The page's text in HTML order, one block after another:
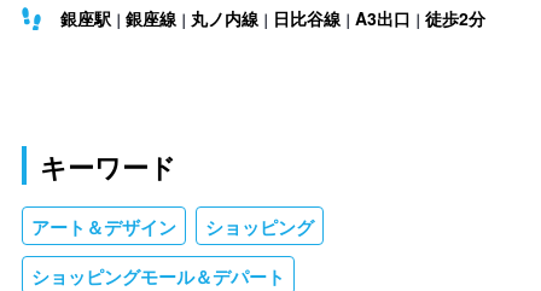
銀座駅 銀座線 丸ノ内線 日比谷線 A3出口 徒歩2分
キーワード
アート＆デザイン ショッピング
ショッピングモール＆デパート